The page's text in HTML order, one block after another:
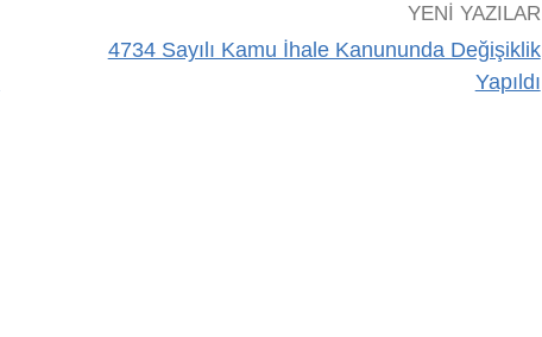
YENI YAZILAR
4734 Sayılı Kamu İhale Kanununda Değişiklik
Yapıldı